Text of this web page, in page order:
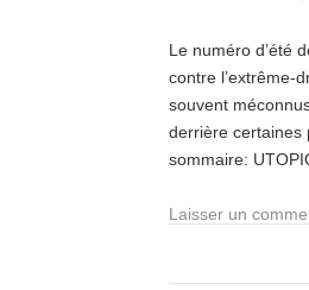
Le numéro d’été
contre l’extrême-
souvent
derrière certaines
sommaire:
Laisser un